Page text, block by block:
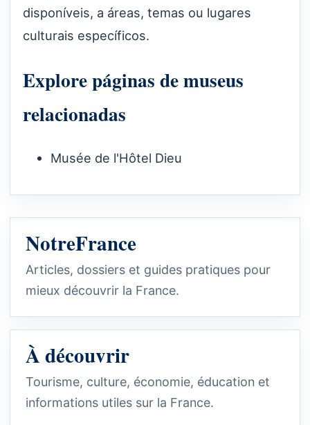
disponíveis, a áreas, temas ou lugares
culturais específicos.
Explore páginas de museus
relacionadas
Musée de l'Hôtel Dieu
NotreFrance
Articles, dossiers et guides pratiques pour
mieux découvrir la France.
À découvrir
Tourisme, culture, économie, éducation et
informations utiles sur la France.